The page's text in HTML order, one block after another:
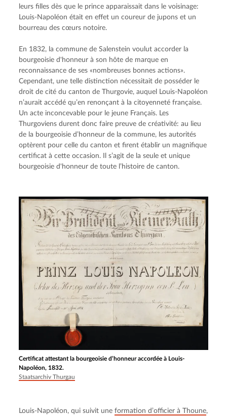
leurs filles dès que le prince apparaissait dans le voisinage:
Louis-Napoléon était en effet un coureur de jupons et un
bourreau des cœurs notoire.
En 1832, la commune de Salenstein voulut accorder la
bourgeoisie d'honneur à son hôte de marque en
reconnaissance de ses «nombreuses bonnes actions».
Cependant, une telle distinction nécessitait de posséder le
droit de cité du canton de Thurgovie, auquel Louis-Napoléon
n’aurait accédé qu’en renonçant à la citoyenneté française.
Un acte inconcevable pour le jeune Français. Les
Thurgoviens durent donc faire preuve de créativité: au lieu
de la bourgeoisie d’honneur de la commune, les autorités
optèrent pour celle du canton et firent établir un magnifique
certificat à cette occasion. Il s’agit de la seule et unique
bourgeoisie d'honneur de toute l’histoire de canton.
Certificat attestant la bourgeoisie d’honneur accordée à Louis-
Napoléon, 1832.
Staatsarchiv Thurgau
Louis-Napoléon, qui suivit une formation d’officier à Thoune,